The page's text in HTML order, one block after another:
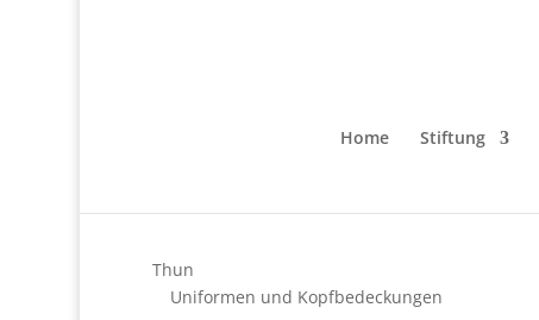
Home Stiftung
Thun
Uniformen und Kopfbedeckungen